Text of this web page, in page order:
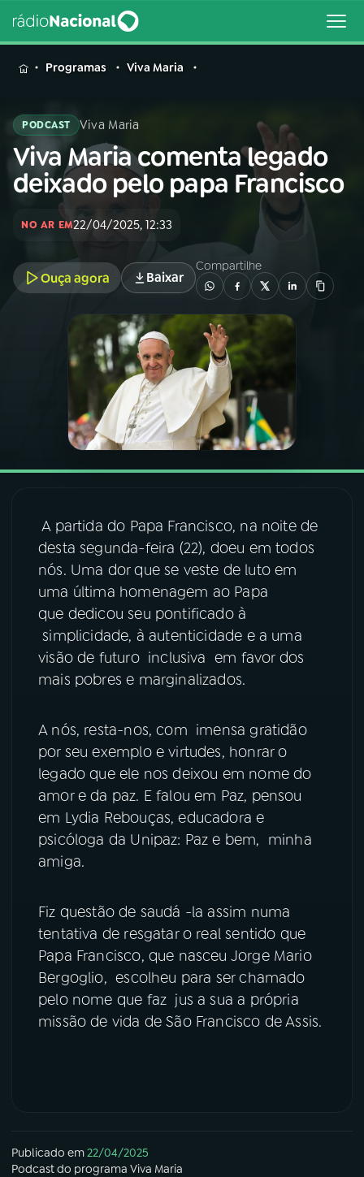
MENU
Buscar
na
Rádio
Nacional
Buscar
AO VIVO
01INÍCIO
A RÁDIO
PROGRAMAÇÃO
06 VIDEOCASTS
07ÚLTIMAS
FESTIVAL DE MÚSICA
ACOMPANHE A RÁDIO NACIONAL
YouTube Facebook
Instagram X
TikTok
Programas Viva Maria
PODCAST Viva Maria
Viva Maria comenta legado
deixado pelo papa Francisco
NO AR EM22/04/2025, 12:33
Ouça agora Baixar
Compartilhe
A partida do Papa Francisco, na noite de
desta segunda-feira (22), doeu em todos
nós. Uma dor que se veste de luto em
uma última homenagem ao Papa
que dedicou seu pontificado à
simplicidade, à autenticidade e a uma
visão de futuro inclusiva em favor dos
mais pobres e marginalizados.
A nós, resta-nos, com imensa gratidão
por seu exemplo e virtudes, honrar o
legado que ele nos deixou em nome do
amor e da paz. E falou em Paz, pensou
em Lydia Rebouças, educadora e
psicóloga da Unipaz: Paz e bem, minha
amiga.
Fiz questão de saudá -la assim numa
tentativa de resgatar o real sentido que
Papa Francisco, que nasceu Jorge Mario
Bergoglio, escolheu para ser chamado
pelo nome que faz jus a sua a própria
missão de vida de São Francisco de Assis.
Publicado em22/04/2025
Podcastdo programa Viva Maria